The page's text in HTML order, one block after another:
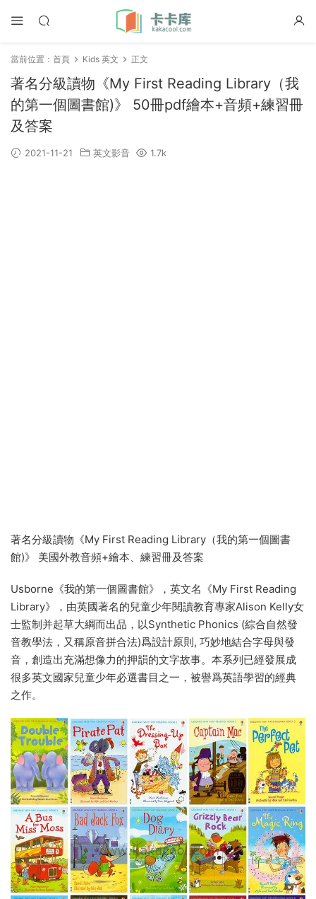
當前位置： 首頁 Kids 英文 正文
著名分級讀物《My First Reading Library（我
的第一個圖書館)》 50冊pdf繪本+音頻+練習冊
及答案
2021-11-21 英文影音 1.7k
著名分級讀物《My First Reading Library（我的第一個圖書
館)》 美國外教音頻+繪本、練習冊及答案
Usborne《我的第一個圖書館》，英文名《My First Reading
Library》，由英國著名的兒童少年閱讀教育專家Alison Kelly女
士監制并起草大綱而出品，以Synthetic Phonics (綜合自然發
音教學法，又稱原音拼合法)爲設計原則, 巧妙地結合字母與發
音，創造出充滿想像力的押韻的文字故事。本系列已經發展成
很多英文國家兒童少年必選書目之一，被譽爲英語學習的經典
之作。